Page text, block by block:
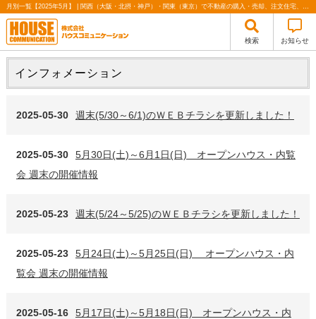
月別一覧【2025年5月】 | 関西（大阪・北摂・神戸）・関東（東京）で不動産の購入・売却、注文住宅、リノベーションの事なら株式会社ハウスコミュニケーション
検索 お知らせ
インフォメーション
2025-05-30 週末(5/30～6/1)のＷＥＢチラシを更新しました！
2025-05-30
5月30日(土)～6月1日(日) オープンハウス・内覧
会 週末の開催情報
2025-05-23 週末(5/24～5/25)のＷＥＢチラシを更新しました！
2025-05-23
5月24日(土)～5月25日(日) オープンハウス・内
覧会 週末の開催情報
2025-05-16
5月17日(土)～5月18日(日) オープンハウス・内